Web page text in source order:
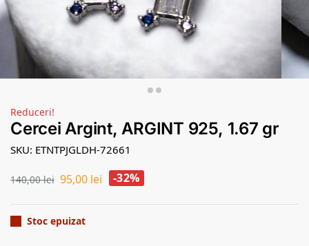
Reduceri!
Cercei Argint, ARGINT 925, 1.67 gr
SKU: ETNTPJGLDH-72661
140,00lei 95,00 lei -32%
Stoc epuizat